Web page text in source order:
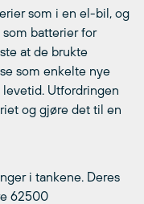
som i en el-bil, og
batterier for
at de brukte
som enkelte nye
Utfordringen
og gjøre det til en
i tankene. Deres
62500